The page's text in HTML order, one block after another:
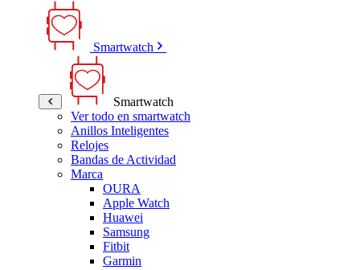
Smartwatch
Smartwatch
Ver todo en smartwatch
Anillos Inteligentes
Relojes
Bandas de Actividad
Marca
OURA
Apple Watch
Huawei
Samsung
Fitbit
Garmin